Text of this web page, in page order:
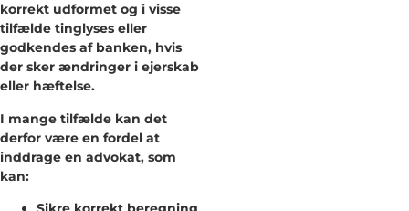
korrekt udformet og i visse
tilfælde tinglyses eller
godkendes af banken, hvis
der sker ændringer i ejerskab
eller hæftelse.
I mange tilfælde kan det
derfor være en fordel at
inddrage en advokat, som
kan: